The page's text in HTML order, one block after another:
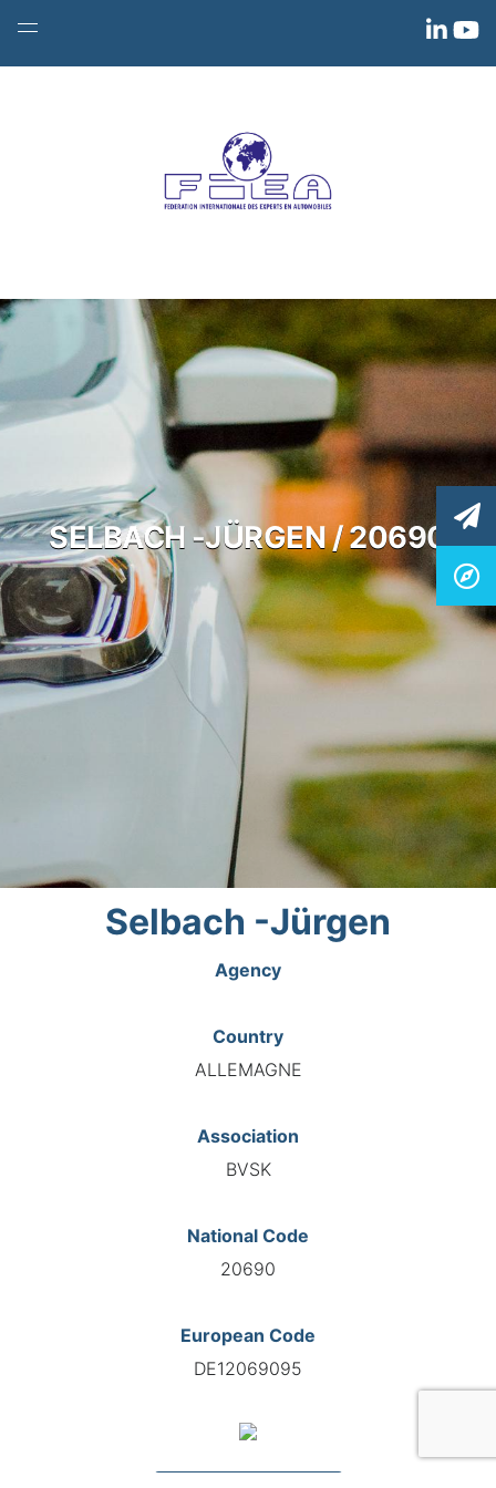
SELBACH -JÜRGEN / 20690
Selbach -Jürgen
Agency
Country
ALLEMAGNE
Association
BVSK
National Code
20690
European Code
DE12069095